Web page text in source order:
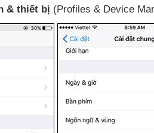
& thiết bị (Profiles & Device